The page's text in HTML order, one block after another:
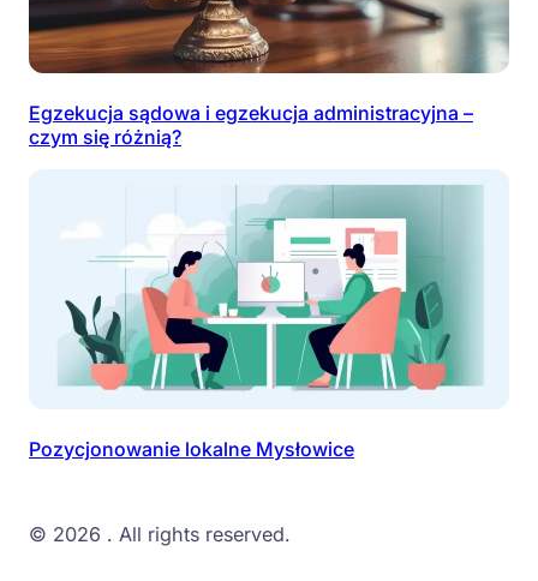
Egzekucja sądowa i egzekucja administracyjna –
czym się różnią?
Pozycjonowanie lokalne Mysłowice
© 2026 . All rights reserved.